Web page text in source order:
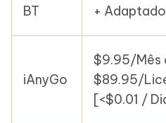
BT
+
iAnyGo
$9.95/Mês
$89.95/
[<$0.01 /